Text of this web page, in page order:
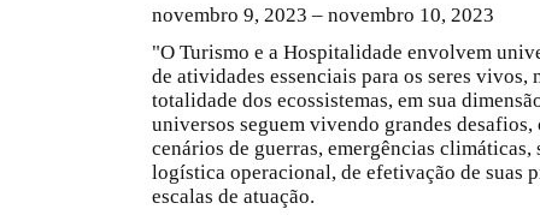
novembro 9, 2023 – novembro 10, 2023
"O Turismo e a Hospitalidade envolvem
de atividades essenciais para os seres
totalidade dos ecossistemas, em sua
universos seguem vivendo grandes
cenários de guerras, emergências
logística operacional, de efetivação de suas
escalas de atuação.